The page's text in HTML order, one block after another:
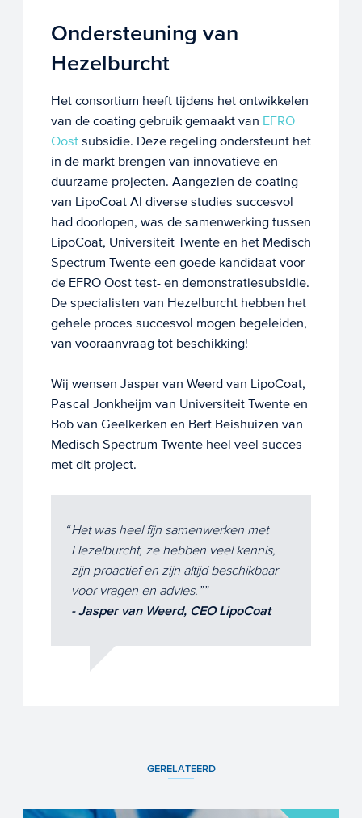
Ondersteuning van
Hezelburcht
Het consortium heeft tijdens het ontwikkelen
van de coating gebruik gemaakt van EFRO
Oostsubsidie. Deze regeling ondersteunt het
in de markt brengen van innovatieve en
duurzame projecten. Aangezien de coating
van LipoCoat Al diverse studies succesvol
had doorlopen, was de samenwerking tussen
LipoCoat, Universiteit Twente en het Medisch
Spectrum Twente een goede kandidaat voor
de EFRO Oost test- en demonstratiesubsidie.
De specialisten van Hezelburcht hebben het
gehele proces succesvol mogen begeleiden,
van vooraanvraag tot beschikking!
Wij wensen Jasper van Weerd van LipoCoat,
Pascal Jonkheijm van Universiteit Twente en
Bob van Geelkerken en Bert Beishuizen van
Medisch Spectrum Twente heel veel succes
met dit project.
Het was heel fijn samenwerken met
Hezelburcht, ze hebben veel kennis,
zijn proactief en zijn altijd beschikbaar
voor vragen en advies.”
- Jasper van Weerd, CEO LipoCoat
GERELATEERD